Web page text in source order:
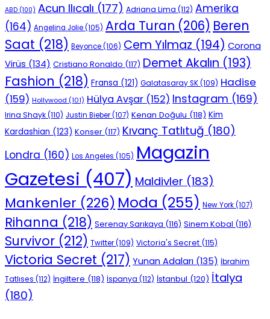
ABD (100) Acun Ilıcalı (177) Adriana Lima (112) Amerika
(164) Angelina Jolie(105) Arda Turan (206) Beren
Saat (218) Beyonce(106) Cem Yılmaz (194) Corona
Virüs (134) Cristiano Ronaldo (117) Demet Akalın (193)
Fashion (218) Fransa (121) Galatasaray SK(109) Hadise
(159) Hollywood (101) Hülya Avşar (152) Instagram (169)
Irina Shayk(110) Justin Bieber(107) Kenan Doğulu (118) Kim
Kardashian (123) Konser (117) Kıvanç Tatlıtuğ (180)
Londra (160) Los Angeles (105) Magazin
Gazetesi (407) Maldivler (183)
Mankenler (226) Moda (255) New York(107)
Rihanna (218) Serenay Sarıkaya (116) Sinem Kobal (116)
Survivor (212) Twitter(109) Victoria's Secret (115)
Victoria Secret (217) Yunan Adaları (135) İbrahim
Tatlıses (112) İngiltere (118) İspanya (112) İstanbul (120) İtalya
(180)